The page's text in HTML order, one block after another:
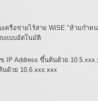
ครือข่ายไร้สาย WiSE "ห้ามกำ
บแบบอัตโนมัติ
IP Address ขึ้นต้นด้วย
นด้วย 10.6.xxx.xxx